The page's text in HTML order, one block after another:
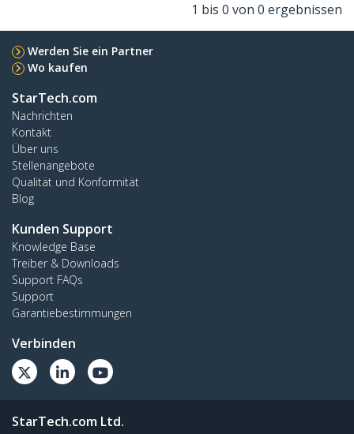
1 bis 0 von 0 ergebnissen
Werden Sie ein Partner
Wo kaufen
StarTech.com
Nachrichten
Kontakt
Über uns
Stellenangebote
Qualität und Konformität
Blog
Kunden Support
Knowledge Base
Treiber & Downloads
Support FAQs
Support
Garantiebestimmungen
Verbinden
StarTech.com Ltd.